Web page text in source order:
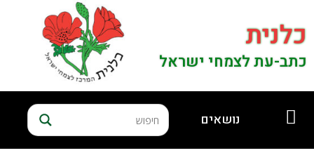
כלנית
כתב-עת לצמחי ישראל
נושאים